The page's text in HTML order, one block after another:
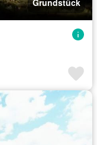
Grundstück